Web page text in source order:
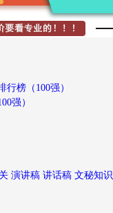
榜（100强）
强）
演讲稿 讲话稿 文秘知